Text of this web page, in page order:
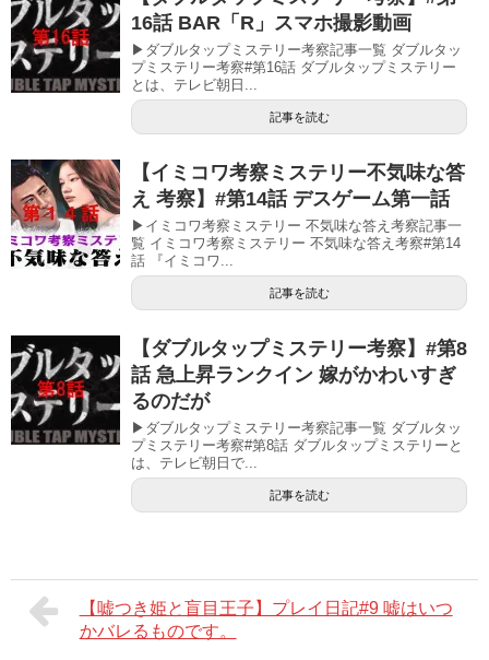
16話 BAR「R」スマホ撮影動画
▶ダブルタップミステリー考察記事一覧 ダブルタッ
プミステリー考察#第16話 ダブルタップミステリー
とは、テレビ朝日...
記事を読む
【イミコワ考察ミステリー不気味な答
え 考察】#第14話 デスゲーム第一話
▶イミコワ考察ミステリー 不気味な答え考察記事一
覧 イミコワ考察ミステリー 不気味な答え考察#第14
話 『イミコワ...
記事を読む
【ダブルタップミステリー考察】#第8
話 急上昇ランクイン 嫁がかわいすぎ
るのだが
▶ダブルタップミステリー考察記事一覧 ダブルタッ
プミステリー考察#第8話 ダブルタップミステリーと
は、テレビ朝日で...
記事を読む
【嘘つき姫と盲目王子】プレイ日記#9 嘘はいつ
かバレるものです。